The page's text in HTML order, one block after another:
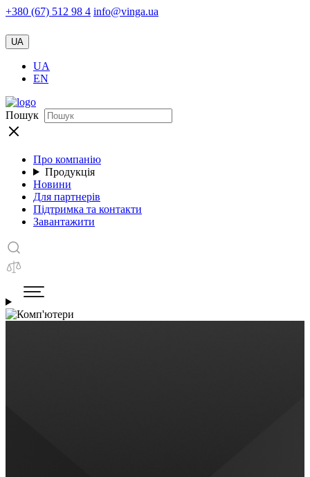
+380 (67) 512 98 4 info@vinga.ua
UA
UA
EN
Пошук
Про компанію
Продукція
Новини
Для партнерів
Підтримка та контакти
Завантажити